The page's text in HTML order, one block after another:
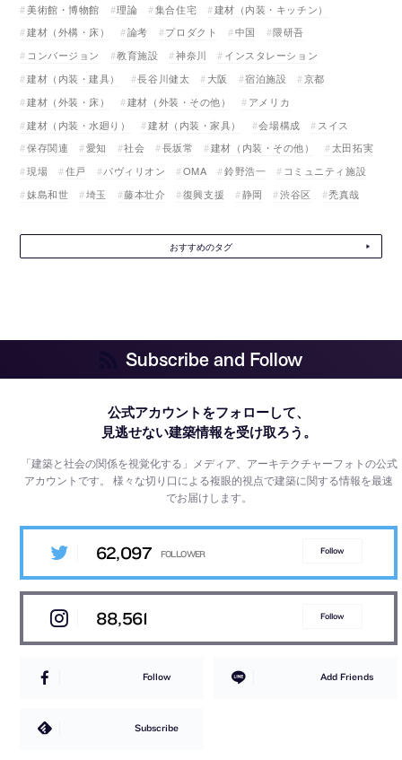
美術館・博物館
理論 集合住宅
建材（内装・キッチン）
建材（外構・床）
論考 プロダクト 中国
隈研吾
コンバージョン
教育施設 神奈川
インスタレーション
建材（内装・建具）
長谷川健太 大阪 宿泊施設
京都
建材（外装・床）
建材（外装・その他）
アメリカ
建材（内装・水廻り）
建材（内装・家具） 会場構成
スイス
保存関連
愛知 社会 長坂常 建材（内装・その他）
太田拓実
現場
住戸 パヴィリオン OMA 鈴野浩一
コミュニティ施設
妹島和世
埼玉 藤本壮介 復興支援 静岡 渋谷区 禿真哉
おすすめのタグ
Subscribe and Follow
公式アカウントをフォローして、
見逃せない建築情報を受け取ろう。
「建築と社会の関係を視覚化する」メディア、アーキテクチャーフォトの公式
アカウントです。様々な切り口による複眼的視点で建築に関する情報を最速
でお届けします。
62,097 Follow
88,561 Follow
Follow Add Friends
Subscribe